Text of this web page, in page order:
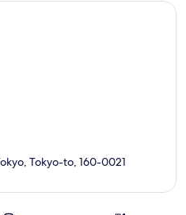
Tokyo-to, 160-0021